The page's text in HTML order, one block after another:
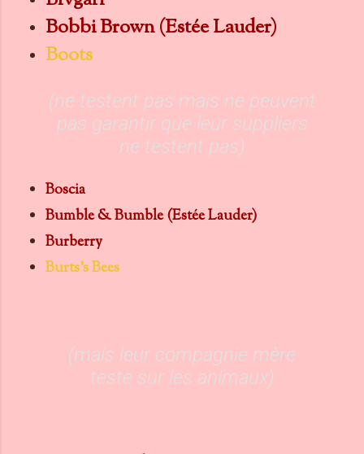
Bobbi Brown (Estée Lauder)
Boots
(ne testent pas mais ne peuvent
pas garantir que leur suppliers
ne testent pas)
Boscia
Bumble & Bumble (Estée Lauder)
Burberry
Burts's Bees
(mais leur compagnie mère
teste sur les animaux)